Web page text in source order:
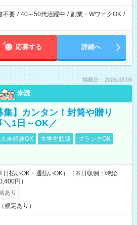
不要 / 40～50代活躍中 / 副業・WワークOK /
応募する 詳細へ
掲載日：2026.08.03
未読
集】カンタン！封筒や贈り
1日～OK／
未経験OK 大学生歓迎
ブランクOK
払いOK・週払いOK）（※日収例：時給
円）
あり
規定あり）